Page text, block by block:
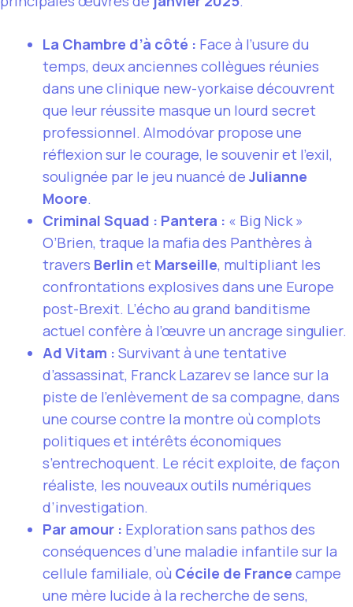
La Chambre d’à côté : Face à l’usure du
temps, deux anciennes collègues réunies
dans une clinique new-yorkaise découvrent
que leur réussite masque un lourd secret
professionnel. Almodóvar propose une
réflexion sur le courage, le souvenir et l’exil,
soulignée par le jeu nuancé de Julianne
Moore.
Criminal Squad : Pantera : « Big Nick »
O’Brien, traque la mafia des Panthères à
travers Berlin et Marseille, multipliant les
confrontations explosives dans une Europe
post-Brexit. L’écho au grand banditisme
actuel confère à l’œuvre un ancrage singulier.
Ad Vitam : Survivant à une tentative
d’assassinat, Franck Lazarev se lance sur la
piste de l’enlèvement de sa compagne, dans
une course contre la montre où complots
politiques et intérêts économiques
s’entrechoquent. Le récit exploite, de façon
réaliste, les nouveaux outils numériques
d’investigation.
Par amour : Exploration sans pathos des
conséquences d’une maladie infantile sur la
cellule familiale, où Cécile de France campe
une mère lucide à la recherche de sens,